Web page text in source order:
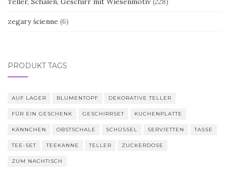
zegary ścienne (6)
PRODUKT TAGS
AUF LAGER BLUMENTOPF DEKORATIVE TELLER
FÜR EIN GESCHENK GESCHIRRSET KUCHENPLATTE
KÄNNCHEN OBSTSCHALE SCHÜSSEL SERVIETTEN TASSE
TEE-SET TEEKANNE TELLER ZUCKERDOSE
ZUM NACHTISCH